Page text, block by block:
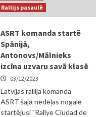
Rallijs pasaulē
ASRT komanda startē
Spānijā,
Antonovs/Mālnieks
izcīna uzvaru savā klasē
03/12/2023
Latvijas rallija komanda
ASRT šajā nedēļas nogalē
startējusi "Rallye Ciudad de